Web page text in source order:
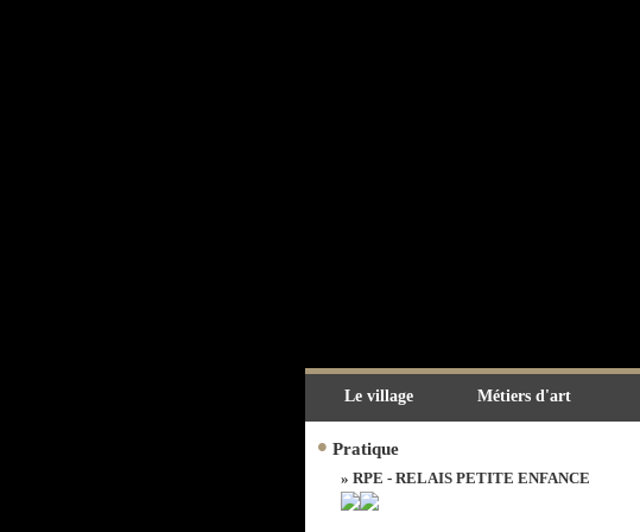
Le village Métiers d'art
• Pratique
» RPE - RELAIS PETITE ENFANCE